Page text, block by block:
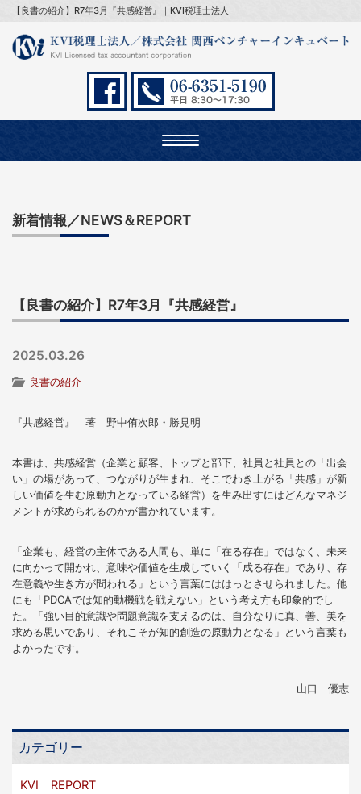
【良書の紹介】R7年3月『共感経営』｜KVI税理士法人
Toggle
navigation
新着情報／NEWS＆REPORT
【良書の紹介】R7年3月『共感経営』
2025.03.26
良書の紹介
『共感経営』 著 野中侑次郎・勝見明
本書は、共感経営（企業と顧客、トップと部下、社員と社員との「出会
い」の場があって、つながりが生まれ、そこでわき上がる「共感」が新
しい価値を生む原動力となっている経営）を生み出すにはどんなマネジ
メントが求められるのかが書かれています。
「企業も、経営の主体である人間も、単に「在る存在」ではなく、未来
に向かって開かれ、意味や価値を生成していく「成る存在」であり、存
在意義や生き方が問われる」という言葉にははっとさせられました。他
にも「PDCAでは知的動機戦を戦えない」という考え方も印象的でし
た。「強い目的意識や問題意識を支えるのは、自分なりに真、善、美を
求める思いであり、それこそが知的創造の原動力となる」という言葉も
よかったです。
山口 優志
カテゴリー
KVI REPORT